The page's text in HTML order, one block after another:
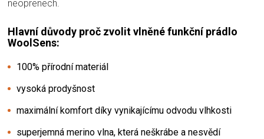
neoprenech.
Hlavní důvody proč zvolit vlněné funkční prádlo
WoolSens:
100% přírodní materiál
vysoká prodyšnost
maximální komfort díky vynikajícímu odvodu vlhkosti
superjemná merino vlna, která neškrábe a nesvědí